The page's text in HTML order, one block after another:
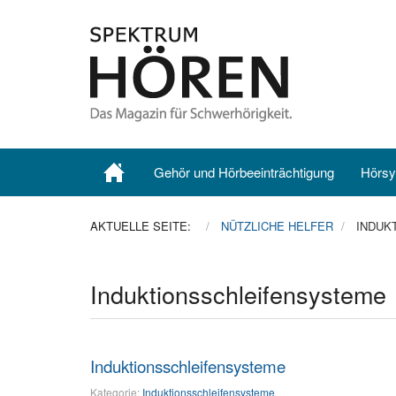
Gehör und Hörbeeinträchtigung
AKTUELLE SEITE: NÜTZLICHE HELFER
Induktionsschleifensysteme
Induktionsschleifensysteme
Kategorie: Induktionsschleifensysteme